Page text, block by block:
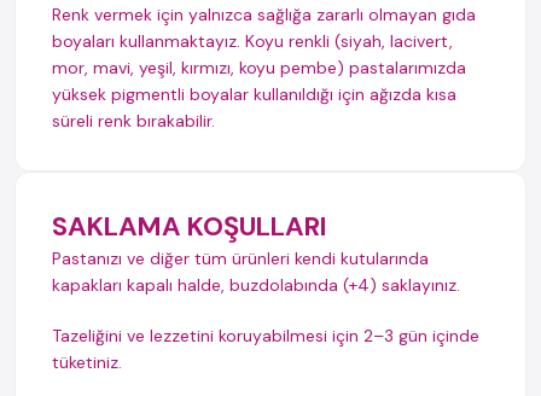
Renk vermek için yalnızca sağlığa zararlı olmayan gıda
boyaları kullanmaktayız. Koyu renkli (siyah, lacivert,
mor, mavi, yeşil, kırmızı, koyu pembe) pastalarımızda
yüksek pigmentli boyalar kullanıldığı için ağızda kısa
süreli renk bırakabilir.
SAKLAMA KOŞULLARI
Pastanızı ve diğer tüm ürünleri kendi kutularında
kapakları kapalı halde, buzdolabında (+4) saklayınız.
Tazeliğini ve lezzetini koruyabilmesi için 2–3 gün içinde
tüketiniz.